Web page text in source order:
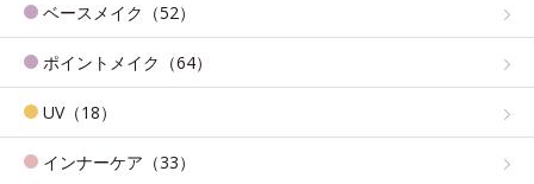
ベースメイク（52）
ポイントメイク（64）
UV（18）
インナーケア（33）